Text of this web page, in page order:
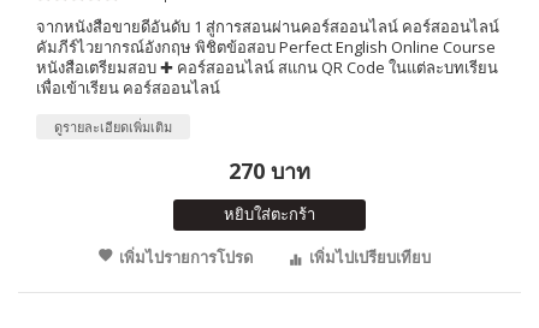
จากหนังสือขายดีอันดับ 1 สู่การสอนผ่านคอร์สออนไลน์ คอร์สออนไลน์
คัมภีร์ไวยากรณ์อังกฤษ พิชิตข้อสอบ Perfect English Online Course
หนังสือเตรียมสอบ ✚ คอร์สออนไลน์ สแกน QR Code ในแต่ละบทเรียน
เพื่อเข้าเรียน คอร์สออนไลน์
ดูรายละเอียดเพิ่มเติม
270 บาท
หยิบใส่ตะกร้า
เพิ่มไปรายการโปรด
เพิ่มไปเปรียบเทียบ